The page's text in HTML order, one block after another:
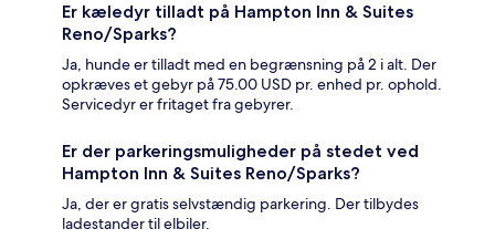
Er kæledyr tilladt på Hampton Inn & Suites
Reno/Sparks?
Ja, hunde er tilladt med en begrænsning på 2 i alt. Der
opkræves et gebyr på 75.00 USD pr. enhed pr. ophold.
Servicedyr er fritaget fra gebyrer.
Er der parkeringsmuligheder på stedet ved
Hampton Inn & Suites Reno/Sparks?
Ja, der er gratis selvstændig parkering. Der tilbydes
ladestander til elbiler.